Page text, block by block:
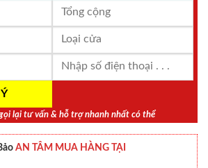
lại tư vấn & hỗ trợ nhanh nhất có thể
AN TÂM MUA HÀNG TẠI